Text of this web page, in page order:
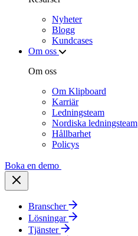
Nyheter
Blogg
Kundcases
Om oss
Om oss
Om Klipboard
Karriär
Ledningsteam
Nordiska ledningsteam
Hållbarhet
Policys
Boka en demo
Branscher
Lösningar
Tjänster